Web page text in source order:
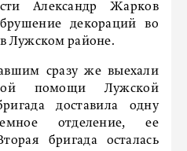
Александр Жарков
декораций во
Лужском районе.
сразу же выехали
помощи Лужской
доставила одну
отделение, ее
бригада осталась